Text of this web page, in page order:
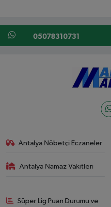
05078310731
Antalya Nöbetçi Eczaneler
Antalya Namaz Vakitleri
Süper Lig Puan Durumu ve